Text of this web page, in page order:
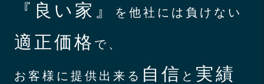
『良い家』 を他社には負けない
適正価格 で、
お客様に提供出来る 自信 と 実績